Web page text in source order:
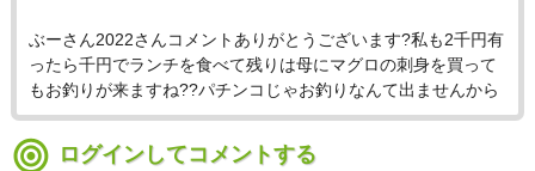
ぶーさん2022さんコメントありがとうございます?私も2千円有
ったら千円でランチを食べて残りは母にマグロの刺身を買って
もお釣りが来ますね??パチンコじゃお釣りなんて出ませんから
ログインしてコメントする